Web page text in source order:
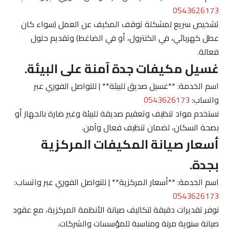
0543626173
تشخيص سريع لمشكلة توقف المكيف عن العمل (سواء كان
عطل كهربائي، في الكنترول، أو في الضاغط) وتقديم حلول
فعالة.
غسيل مكيفات جدة آمنة على البيئة.
اسم الخدمة: **غسيل صديق للبيئة** | للتواصل الفوري عبر
واتساب:0543626173
نستخدم مواد تنظيف وتعقيم صديقة للبيئة وغير ضارة بالجهاز أو
بصحة السكان، لضمان تنظيف فعال وآمن.
أسعار صيانة المكيفات المركزية
بجدة.
اسم الخدمة: **أسعار المركزية** | للتواصل الفوري عبر واتساب:
0543626173
نوفر تقديرات دقيقة لتكاليف صيانة الأنظمة المركزية، مع عقود
صيانة سنوية مرنة ومناسبة للمؤسسات والشركات.